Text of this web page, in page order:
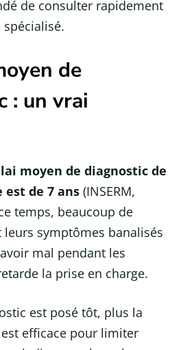
de consulter rapidement
de
: un vrai
moyen de diagnostic de
est de 7 ans (INSERM,
temps, beaucoup de
symptômes banalisés
mal pendant les
la prise en charge.
est posé tôt, plus la
efficace pour limiter